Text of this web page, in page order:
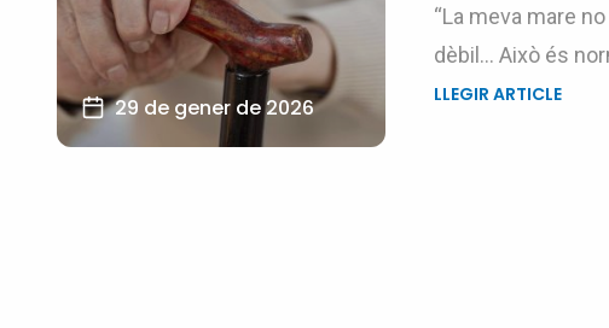
29 de gener de 2026
“La meva mare
dèbil… Això és
LLEGIR ARTICLE